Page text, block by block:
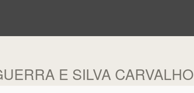
E SILVA CARVALHO